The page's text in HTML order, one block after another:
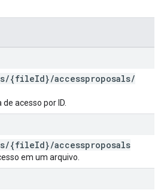
/{fileId}/accessproposals/
acesso por ID.
/{fileId}/accessproposals
em um arquivo.